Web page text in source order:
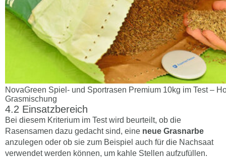
NovaGreen Spiel- und Sportrasen Premium 10kg im Test –
Grasmischung
Einsatzbereich
Bei diesem Kriterium im Test wird beurteilt, ob die
Rasensamen dazu gedacht sind, eine neue Grasnarbe
anzulegen oder ob sie zum Beispiel auch für die Nachsaat
verwendet werden können, um kahle Stellen aufzufüllen.